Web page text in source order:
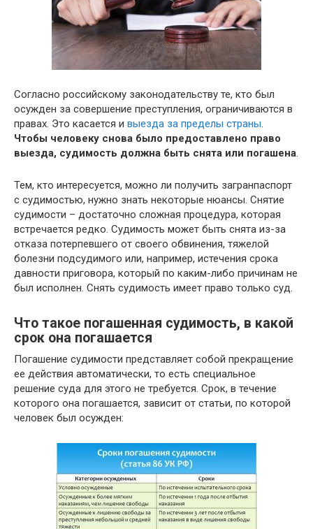
Согласно российскому законодательству те, кто был
осужден за совершение преступления, ограничиваются в
правах. Это касается и выезда за пределы страны.
Чтобы человеку снова было предоставлено право
выезда, судимость должна быть снята или погашена.
Тем, кто интересуется, можно ли получить загранпаспорт
с судимостью, нужно знать некоторые нюансы. Снятие
судимости – достаточно сложная процедура, которая
встречается редко. Судимость может быть снята из-за
отказа потерпевшего от своего обвинения, тяжелой
болезни подсудимого или, например, истечения срока
давности приговора, который по каким-либо причинам не
был исполнен. Снять судимость имеет право только суд.
Что такое погашенная судимость, в какой
срок она погашается
Погашение судимости представляет собой прекращение
ее действия автоматически, то есть специальное
решение суда для этого не требуется. Срок, в течение
которого она погашается, зависит от статьи, по которой
человек был осужден: